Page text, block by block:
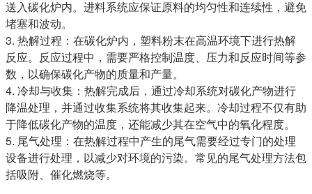
送入碳化炉内。进料系统应保证原料的均匀性和连续性，避免
堵塞和波动。
3. 热解过程：在碳化炉内，塑料粉末在高温环境下进行热解
反应。反应过程中，需要严格控制温度、压力和反应时间等参
数，以确保碳化产物的质量和产量。
4. 冷却与收集：热解完成后，通过冷却系统对碳化产物进行
降温处理，并通过收集系统将其收集起来。冷却过程不仅有助
于降低碳化产物的温度，还能减少其在空气中的氧化程度。
5. 尾气处理：在热解过程中产生的尾气需要经过专门的处理
设备进行处理，以减少对环境的污染。常见的尾气处理方法包
括吸附、催化燃烧等。